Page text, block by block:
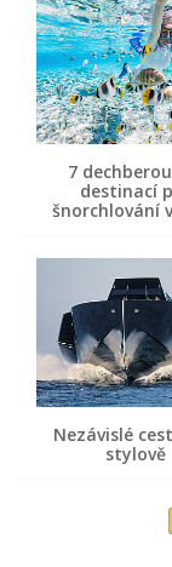
7
destinací
šnorchlování
Nezávislé
stylově